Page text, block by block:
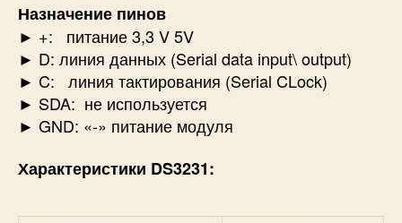
Назначение пинов
► +: питание 3,3 V 5V
► D: линия данных (Serial data input\ output)
► C: линия тактирования (Serial CLock)
► SDA: не используется
► GND: «-» питание модуля
Характеристики DS3231: